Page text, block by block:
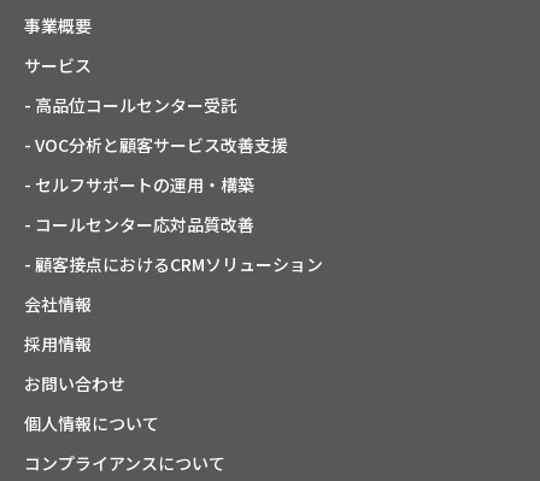
事業概要
サービス
- 高品位コールセンター受託
- VOC分析と顧客サービス改善支援
- セルフサポートの運用・構築
- コールセンター応対品質改善
- 顧客接点におけるCRMソリューション
会社情報
採用情報
お問い合わせ
個人情報について
コンプライアンスについて